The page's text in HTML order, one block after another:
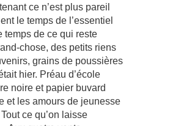
ce n’est plus pareil
le temps de l’essentiel
temps de ce qui reste
chose, des petits riens
grains de poussières
hier. Préau d’école
noire et papier buvard
et les amours de jeunesse
Tout ce qu’on laisse